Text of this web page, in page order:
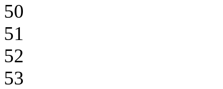
50
51
52
53